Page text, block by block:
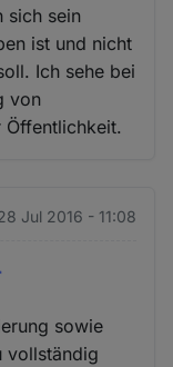
sich sein
ist und nicht
Ich sehe bei
von
Jul 2016 - 11:08
sowie
vollständig